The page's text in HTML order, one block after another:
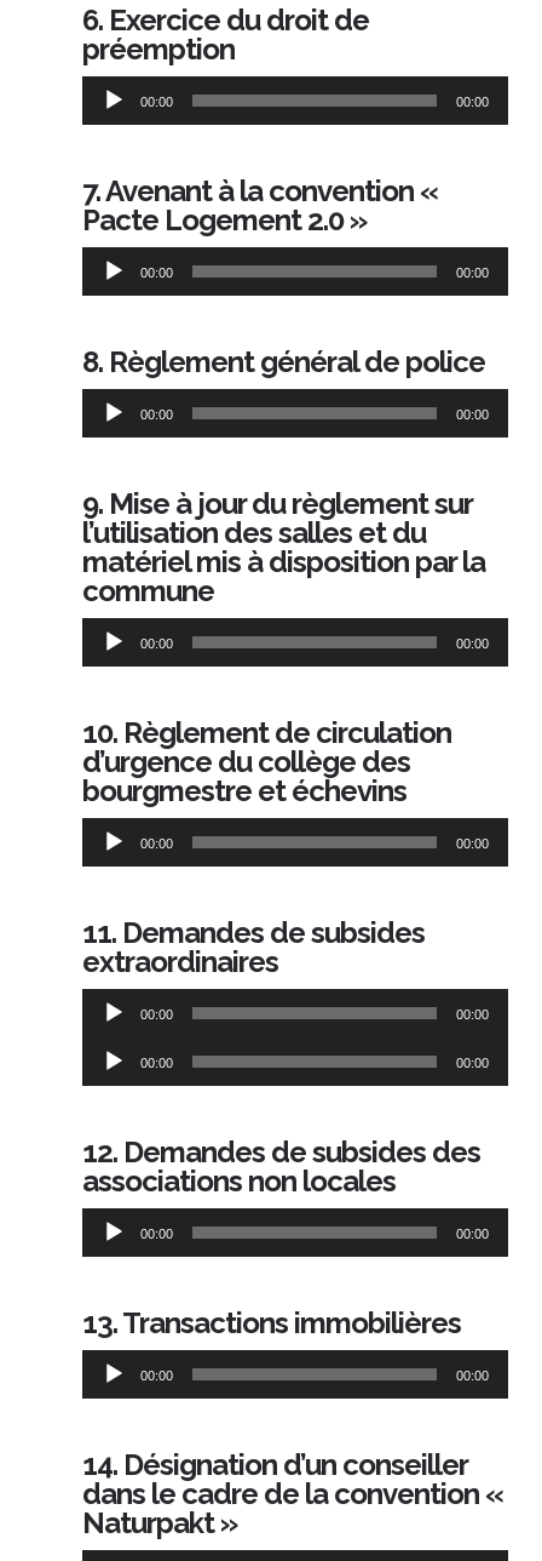
6. Exercice du droit de
préemption
Lecteur
audio
00:00 00:00
7. Avenant à la convention «
Pacte Logement 2.0 »
Lecteur
audio
00:00 00:00
8. Règlement général de police
Lecteur
audio
00:00 00:00
9. Mise à jour du règlement sur
l’utilisation des salles et du
matériel mis à disposition par la
commune
Lecteur
audio
00:00 00:00
10. Règlement de circulation
d’urgence du collège des
bourgmestre et échevins
Lecteur
audio
00:00 00:00
11. Demandes de subsides
extraordinaires
Lecteur
00:00 00:00
Lecteur
audio
00:00 00:00
12. Demandes de subsides des
associations non locales
Lecteur
audio
00:00 00:00
13. Transactions immobilières
Lecteur
audio
00:00 00:00
14. Désignation d’un conseiller
dans le cadre de la convention «
Naturpakt »